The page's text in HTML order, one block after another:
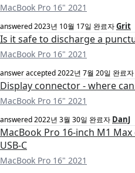
MacBook Pro 16" 2021
answered2023년 10월 17일 완료자Grit
Is it safe to discharge a
MacBook Pro 16" 2021
answer accepted2022년 7월 20일 완료자
Display connector - where
MacBook Pro 16" 2021
answered2022년 3월 30일 완료자 DanJ
MacBook Pro 16-inch M1
USB-C
MacBook Pro 16" 2021